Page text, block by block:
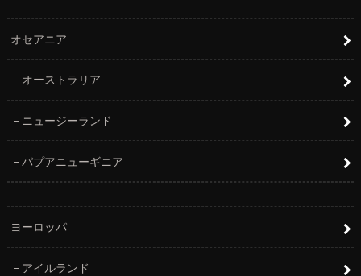
オセアニア
オーストラリア
ニュージーランド
パプアニューギニア
ヨーロッパ
アイルランド